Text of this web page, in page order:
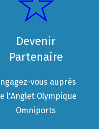
Devenir
Partenaire
vous auprès
l'Anglet Olympique
Omniports